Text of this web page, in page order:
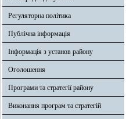
Регуляторна політика
Публічна інформація
Інформація з установ району
Оголошення
Програми та стратегії району
Виконання програм та стратегій